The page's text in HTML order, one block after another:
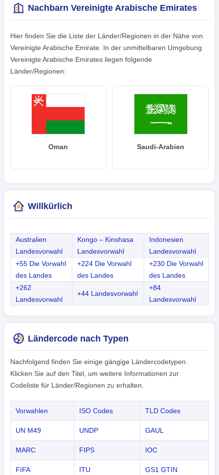
Nachbarn Vereinigte Arabische Emirates
Hier finden Sie die Liste der Länder/Regionen in der Nähe von
Vereinigte Arabische Emirate. In der unmittelbaren Umgebung
Vereinigte Arabische Emirates liegen folgende
Länder/Regionen:
Oman Saudi-Arabien
Willkürlich
Australien
Landesvorwahl
Kongo – Kinshasa
Landesvorwahl
Indonesien
Landesvorwahl
+55 Die Vorwahl
des Landes
+224 Die Vorwahl
des Landes
+230 Die Vorwahl
des Landes
+262
Landesvorwahl
+44 Landesvorwahl
+84
Landesvorwahl
Ländercode nach Typen
Nachfolgend finden Sie einige gängige Ländercodetypen.
Klicken Sie auf den Titel, um weitere Informationen zur
Codeliste für Länder/Regionen zu erhalten.
Vorwahlen ISO Codes TLD Codes
UN M49 UNDP GAUL
MARC FIPS IOC
FIFA ITU GS1 GTIN